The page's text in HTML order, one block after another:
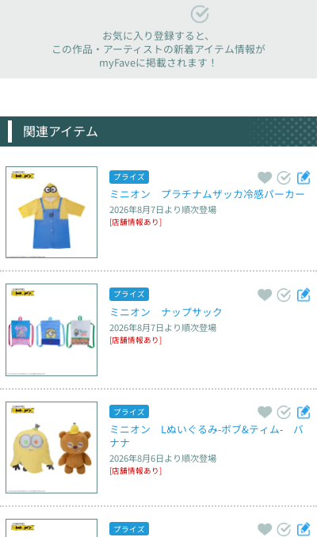
お気に入り登録すると、
この作品・アーティストの新着アイテム情報が
myFaveに掲載されます！
関連アイテム
プライズ
ミニオン　プラチナムザッカ冷感パーカー
2026年8月7日より順次登場
[店舗情報あり]
プライズ
ミニオン　ナップサック
2026年8月7日より順次登場
[店舗情報あり]
プライズ
ミニオン　Lぬいぐるみ‐ボブ&ティム‐　バ
ナナ
2026年8月6日より順次登場
[店舗情報あり]
プライズ